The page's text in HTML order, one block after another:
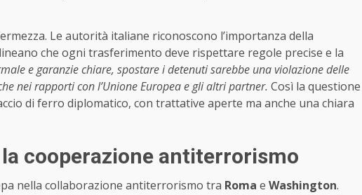
Le autorità italiane riconoscono l’importanza della
che ogni trasferimento deve rispettare regole precise e la
e garanzie chiare, spostare i detenuti sarebbe una violazione delle
nei rapporti con l’Unione Europea e gli altri partner. Così la questione
di ferro diplomatico, con trattative aperte ma anche una chiara
cooperazione antiterrorismo
nella collaborazione antiterrorismo tra Roma e Washington.